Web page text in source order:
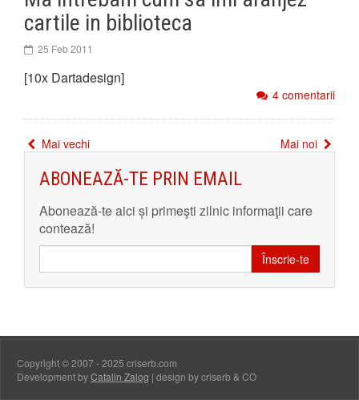
cartile in biblioteca
25 Feb 2011
[10x Dartadesign]
4 comentarii
Mai vechi Mai noi
ABONEAZĂ-TE PRIN EMAIL
Abonează-te aici și primeşti zilnic informaţii care
contează!
Înscrie-te
Copyright © 2007 - 2025 criserb.com
Development byCatalin Zalog | design by criserb & CO